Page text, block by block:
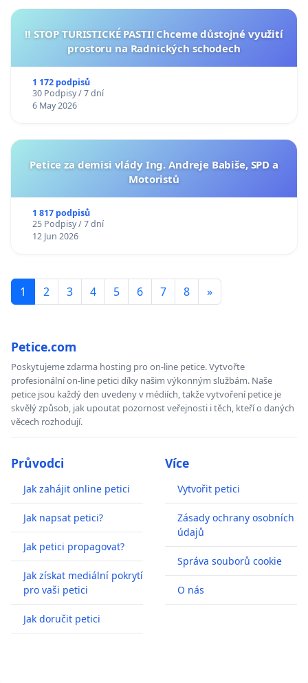
‼️ STOP TURISTICKÉ PASTI! Chceme důstojné využití
prostoru na Radnických schodech
1 172 podpisů
30 Podpisy / 7 dní
6 May 2026
Petice za demisi vlády Ing. Andreje Babiše, SPD a
Motoristů
1 817 podpisů
25 Podpisy / 7 dní
12 Jun 2026
1 2 3 4 5 6 7 8 »
Petice.com
Poskytujeme zdarma hosting pro on-line petice. Vytvořte
profesionální on-line petici díky našim výkonným službám. Naše
petice jsou každý den uvedeny v médiích, takže vytvoření petice je
skvělý způsob, jak upoutat pozornost veřejnosti i těch, kteří o daných
věcech rozhodují.
Průvodci
Jak zahájit online petici
Jak napsat petici?
Jak petici propagovat?
Jak získat mediální pokrytí
pro vaši petici
Jak doručit petici
Více
Vytvořit petici
Zásady ochrany osobních
údajů
Správa souborů cookie
O nás